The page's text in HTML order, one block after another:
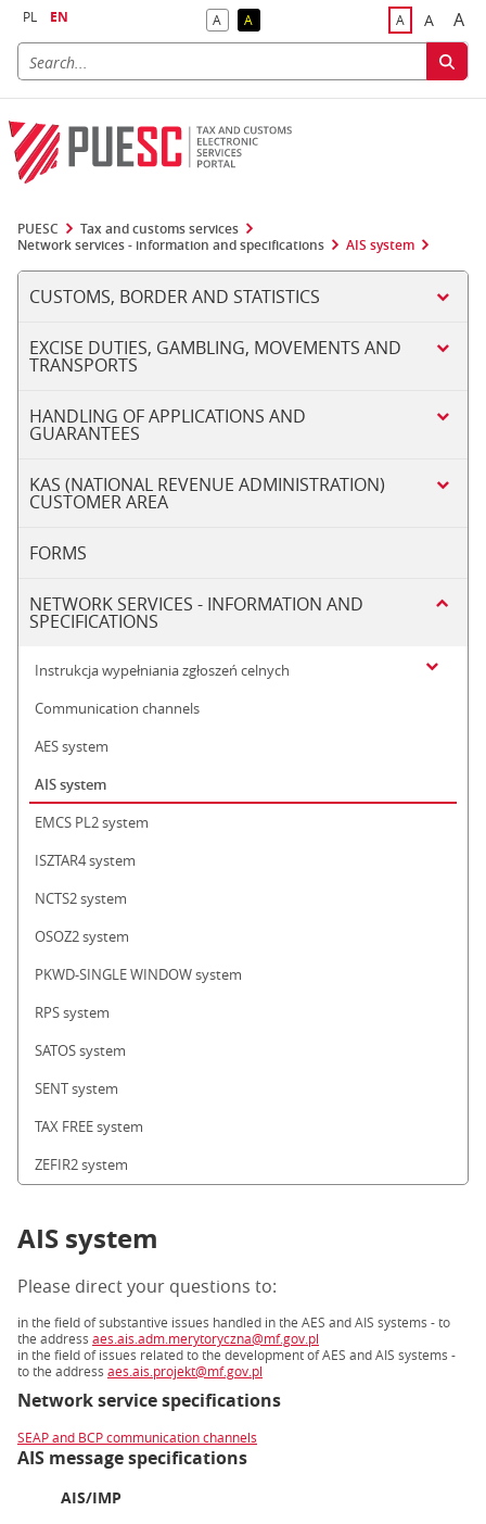
PL EN ADefault Contrast
AReversed Contrast ADefault Font
ABigger
A
PUESC
Tax and customs services
Network services - information and specifications
AIS system
CUSTOMS, BORDER AND STATISTICS
EXCISE DUTIES, GAMBLING, MOVEMENTS AND
TRANSPORTS
HANDLING OF APPLICATIONS AND
GUARANTEES
KAS (NATIONAL REVENUE ADMINISTRATION)
CUSTOMER AREA
FORMS
NETWORK SERVICES - INFORMATION AND
SPECIFICATIONS
Instrukcja wypełniania zgłoszeń celnych
Communication channels
AES system
AIS system
EMCS PL2 system
ISZTAR4 system
NCTS2 system
OSOZ2 system
PKWD-SINGLE WINDOW system
RPS system
SATOS system
SENT system
TAX FREE system
ZEFIR2 system
AIS system
Please direct your questions to:
in the field of substantive issues handled in the AES and AIS systems - to
the address aes.ais.adm.merytoryczna@mf.gov.pl
in the field of issues related to the development of AES and AIS systems -
to the address aes.ais.projekt@mf.gov.pl
Network service specifications
SEAP and BCP communication channels
AIS message specifications
AIS/IMP